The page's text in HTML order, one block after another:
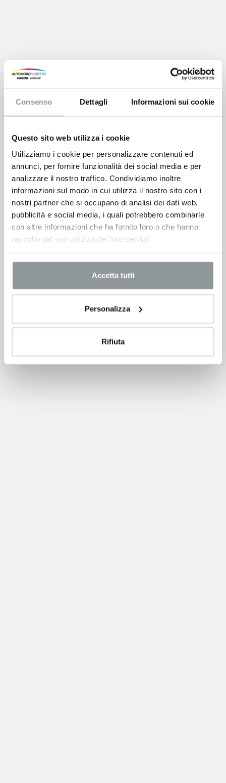
Consenso Dettagli Informazioni sui cookie
Questo sito web utilizza i cookie
Utilizziamo i cookie per personalizzare contenuti ed
annunci, per fornire funzionalità dei social media e per
analizzare il nostro traffico. Condividiamo inoltre
informazioni sul modo in cui utilizza il nostro sito con i
nostri partner che si occupano di analisi dei dati web,
pubblicità e social media, i quali potrebbero combinarle
con altre informazioni che ha fornito loro o che hanno
raccolto dal suo utilizzo dei loro servizi.
Accetta tutti
Personalizza
Rifiuta